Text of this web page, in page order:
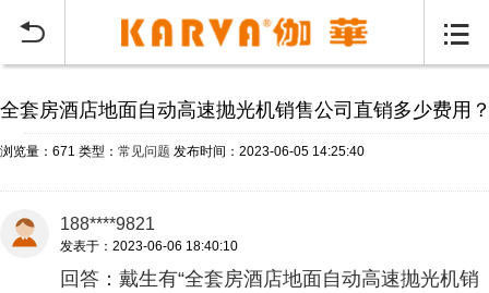
 
全套房酒店地面自动高速抛光机销售公司直销多少费用
浏览量：671 类型： 常见问题 发布时间：2023-06-05 14:25:40
188****9821
发表于：2023-06-06 18:40:10
回答：戴生有“全套房酒店地面自动高速抛光机销